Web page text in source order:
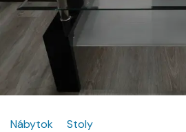
Nábytok Stoly